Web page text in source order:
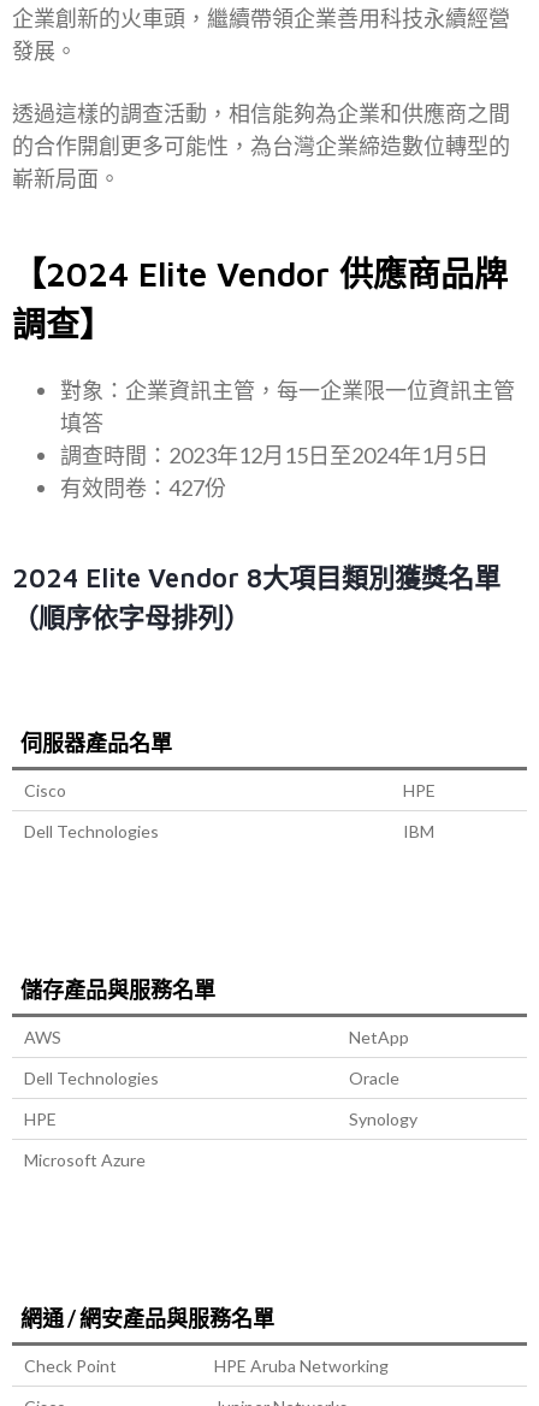
企業創新的火車頭，繼續帶領企業善用科技永續經營
發展。
透過這樣的調查活動，相信能夠為企業和供應商之間
的合作開創更多可能性，為台灣企業締造數位轉型的
嶄新局面。
【2024 Elite Vendor 供應商品牌
調查】
對象：企業資訊主管，每一企業限一位資訊主管
填答
調查時間：2023年12月15日至2024年1月5日
有效問卷：427份
2024 Elite Vendor 8大項目類別獲獎名單
（順序依字母排列）
伺服器產品名單
Cisco
HPE
Dell Technologies
IBM
儲存產品與服務名單
AWS
NetApp
Dell Technologies
Oracle
HPE
Synology
Microsoft Azure
網通 / 網安產品與服務名單
Check Point
HPE Aruba Networking